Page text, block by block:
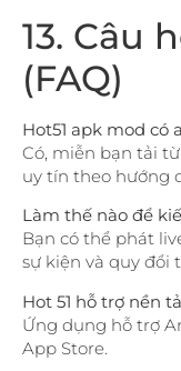
13. Câu
(FAQ)
Hot51 apk mod có
Có, miễn bạn tải
uy tín theo hướng
Làm thế nào để
Bạn có thể phát
sự kiện và quy đổi
Hot 51 hỗ trợ nền
Ứng dụng hỗ trợ
App Store.